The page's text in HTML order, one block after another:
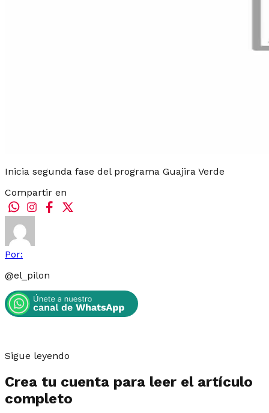
Inicia segunda fase del programa Guajira Verde
Compartir en
Por:
@el_pilon
Sigue leyendo
Crea tu cuenta para leer el artículo
completo